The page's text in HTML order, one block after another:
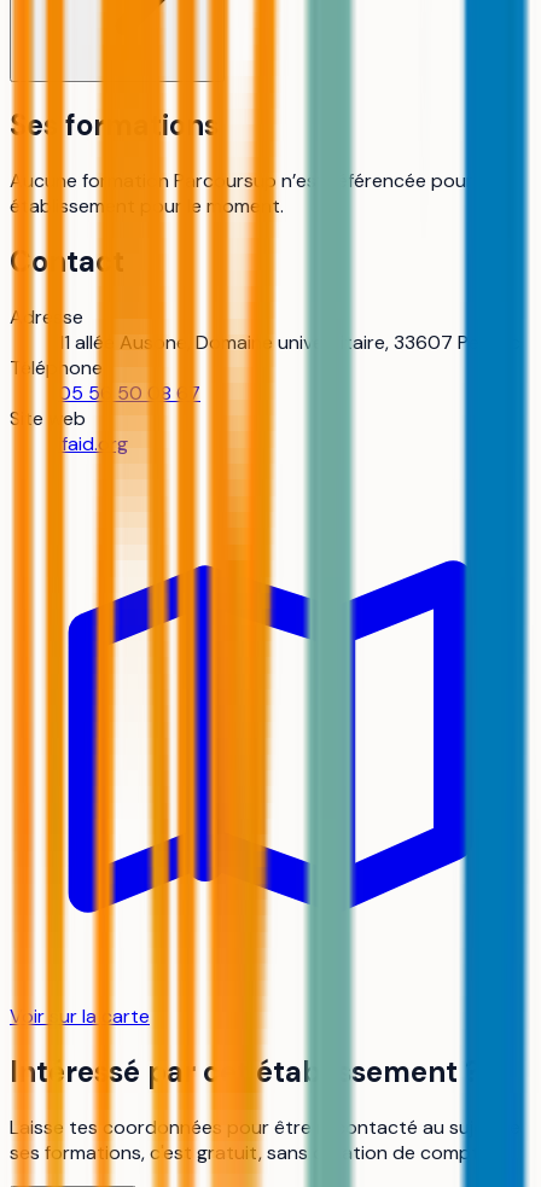
Ses formations
Aucune formation Parcoursup n’est référencée pour cet
établissement pour le moment.
Contact
Adresse
11 allée Ausone, Domaine universitaire, 33607 Pessac
Téléphone
05 56 50 08 67
Site web
ifaid.org
Voir sur la carte
Intéressé par cet établissement ?
Laisse tes coordonnées pour être recontacté au sujet de
ses formations, c'est gratuit, sans création de compte.